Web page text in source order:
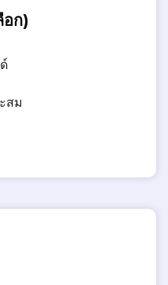
อก)
สม